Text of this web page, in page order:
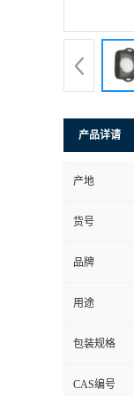
产品详请
产地
货号
品牌
用途
包装规格
CAS编号